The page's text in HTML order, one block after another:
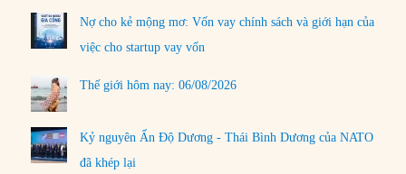
Nợ cho kẻ mộng mơ: Vốn vay chính sách và giới hạn của
việc cho startup vay vốn
Thế giới hôm nay: 06/08/2026
Kỷ nguyên Ấn Độ Dương - Thái Bình Dương của NATO
đã khép lại